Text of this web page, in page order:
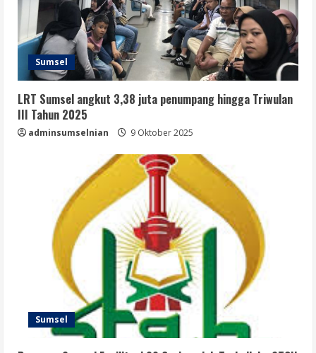
Sumsel
LRT Sumsel angkut 3,38 juta penumpang hingga Triwulan
III Tahun 2025
adminsumselnian 9 Oktober 2025
Sumsel